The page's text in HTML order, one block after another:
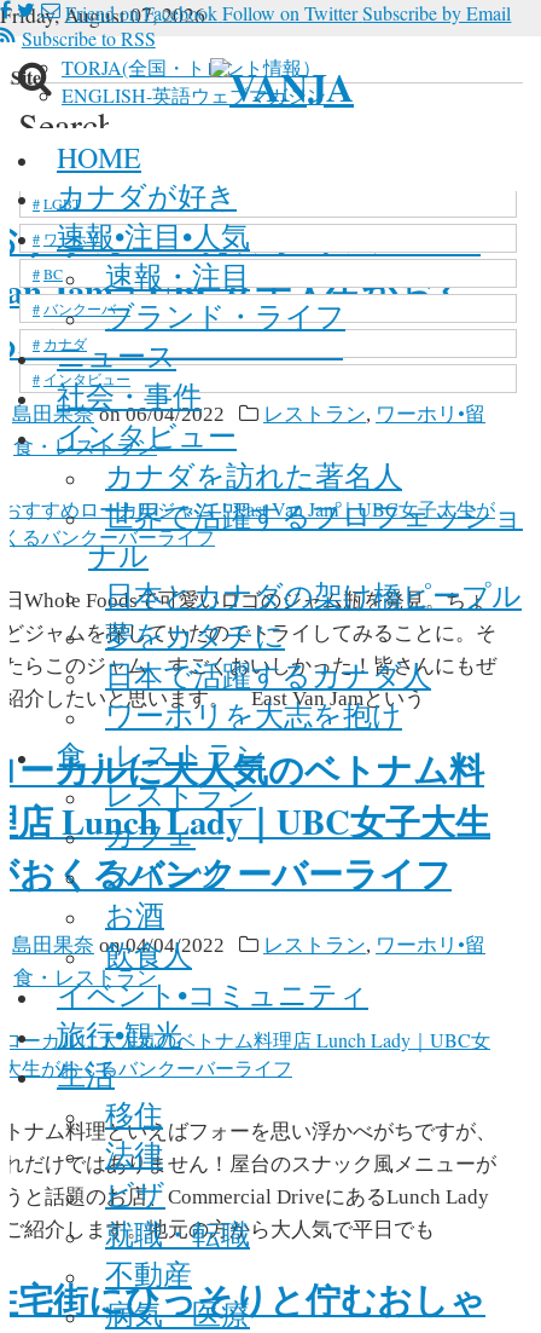
Friday, August 07, 2026
TORJA(全国・トロント情報）
ENGLISH-英語ウェブマガジン
Friend on Facebook Follow on TwitterSubscribe by Email
Subscribe to RSS
Search
Site
in site, type your keyword and hit enter
HOME
カナダが好き
速報•注目•人気
速報・注目
ブランド・ライフ
ニュース
社会・事件
インタビュー
カナダを訪れた著名人
世界で活躍するプロフェッショ
ナル
日本とカナダの架け橋ピープル
夢をカタチに
日本で活躍するカナダ人
ワーホリを大志を抱け
食・レストラン
レストラン
カフェ
スイーツ
お酒
飲食人
イベント•コミュニティ
旅行•観光
生活
移住
法律
ビザ
就職・転職
不動産
病気・医療
新型コロナウイルス
マリファナ
LGBT
ワーホリ
BC
バンクーバー
カナダ
インタビュー
Posts tagged with
すすめローカルジャム！East
Jam｜UBC女子大生がおく
バンクーバーライフ
島田果奈on06/04/2022 レストラン, ワーホリ•留
食・レストラン
Whole Foodsで可愛いロゴのジャム瓶を発見。ちょ
ジャムを探していたのでトライしてみることに。そ
らこのジャム、すごくおいしかった！皆さんにもぜ
介したいと思います。 East Van Jamという
ーカルに大人気のベトナム料
店 Lunch Lady｜UBC女子大生
おくるバンクーバーライフ
島田果奈 on04/04/2022 レストラン, ワーホリ•留
食・レストラン
ナム料理といえばフォーを思い浮かべがちですが、
だけではありません！屋台のスナック風メニューが
と話題のお店、Commercial DriveにあるLunch Lady
紹介します。地元の方から大人気で平日でも
宅街にひっそりと佇むおしゃ